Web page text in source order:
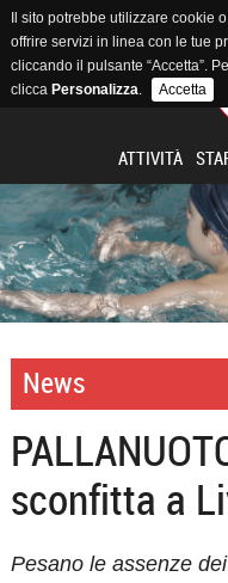
ATTIVITÀ
News
sconfitta a
Pesano le assenze
Il sito potrebbe utilizzare cookie
offrire servizi in linea con le tue
cliccando il pulsante “Accetta”.
clicca Personalizza. Accetta